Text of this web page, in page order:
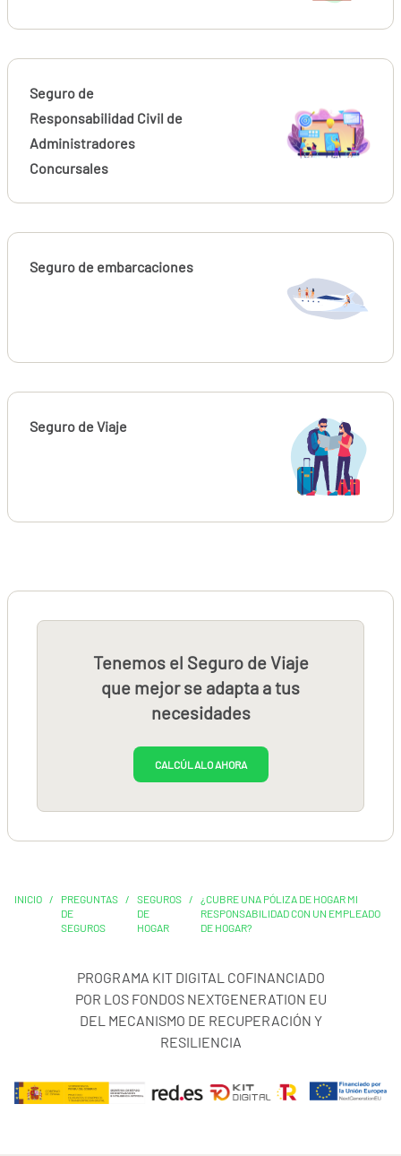
Seguro de
Responsabilidad Civil de
Administradores
Concursales
Seguro de embarcaciones
Seguro de Viaje
Tenemos el Seguro de Viaje
que mejor se adapta a tus
necesidades
CALCÚLALO AHORA
INICIO /
PREGUNTAS
DE
SEGUROS
/
SEGUROS
DE
HOGAR
/
¿CUBRE UNA PÓLIZA DE HOGAR MI
RESPONSABILIDAD CON UN EMPLEADO
DE HOGAR?
PROGRAMA KIT DIGITAL COFINANCIADO
POR LOS FONDOS NEXTGENERATION EU
DEL MECANISMO DE RECUPERACIÓN Y
RESILIENCIA